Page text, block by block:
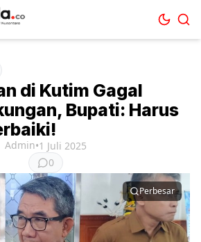
di Kutim Gagal
Bupati: Harus
Admin•1 Juli 2025
0
Perbesar